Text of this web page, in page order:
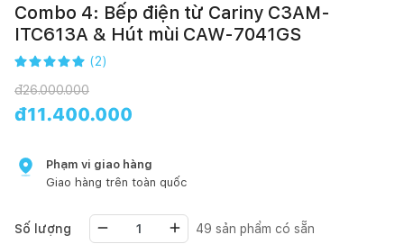
Combo 4: Bếp điện từ Cariny C3AM-
ITC613A & Hút mùi CAW-7041GS
(2)
đ26.000.000
đ11.400.000
Phạm vi giao hàng
Giao hàng trên toàn quốc
Số lượng 49 sản phẩm có sẵn